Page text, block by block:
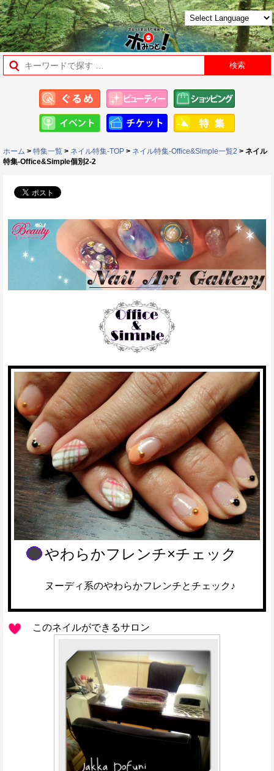
ホーム > 特集一覧 > ネイル特集-TOP > ネイル特集-Office&Simple一覧2 > ネイル
特集-Office&Simple個別2-2
やわらかフレンチ×チェック
ヌーディ系のやわらかフレンチとチェック♪
このネイルができるサロン